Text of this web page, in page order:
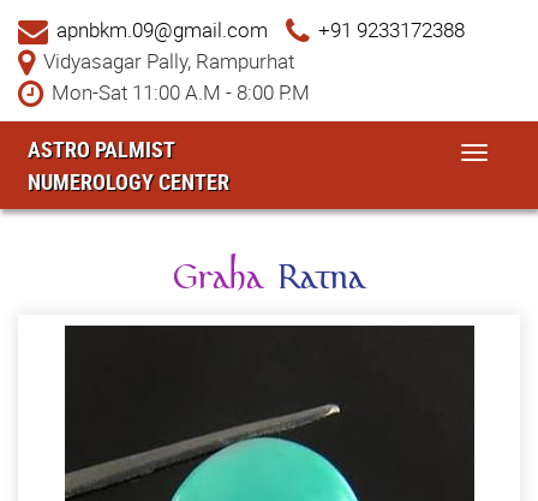
apnbkm.09@gmail.com
+91 9233172388
Vidyasagar Pally, Rampurhat
Mon-Sat 11:00 A.M - 8:00 P.M
Toggle
ASTRO PALMIST
NUMEROLOGY CENTER
Graha Ratna